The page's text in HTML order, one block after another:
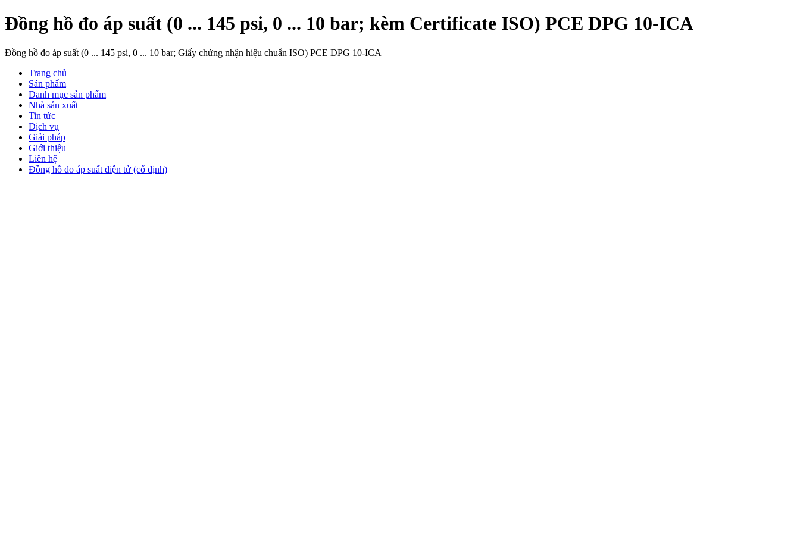
Đồng hồ đo áp suất (0 ... 145 psi, 0 ... 10 bar; kèm Certificate ISO) PCE DPG 10-ICA
Đồng hồ đo áp suất (0 ... 145 psi, 0 ... 10 bar; Giấy chứng nhận hiệu chuẩn ISO) PCE DPG 10-ICA
Trang chủ
Sản phẩm
Danh mục sản phẩm
Nhà sản xuất
Tin tức
Dịch vụ
Giải pháp
Giới thiệu
Liên hệ
Đồng hồ đo áp suất điện tử (cố định)